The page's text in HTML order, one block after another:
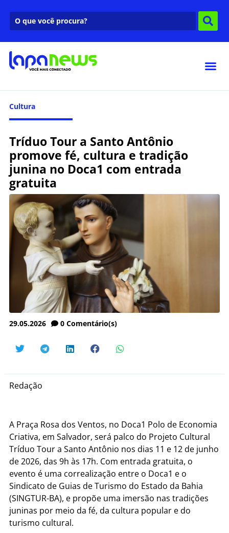
Cultura
Tríduo Tour a Santo Antônio
promove fé, cultura e tradição
junina no Doca1 com entrada
gratuita
29.05.2026 0 Comentário(s)
Redação
A Praça Rosa dos Ventos, no Doca1 Polo de Economia
Criativa, em Salvador, será palco do Projeto Cultural
Tríduo Tour a Santo Antônio nos dias 11 e 12 de junho
de 2026, das 9h às 17h. Com entrada gratuita, o
evento é uma correalização entre o Doca1 e o
Sindicato de Guias de Turismo do Estado da Bahia
(SINGTUR-BA), e propõe uma imersão nas tradições
juninas por meio da fé, da cultura popular e do
turismo cultural.